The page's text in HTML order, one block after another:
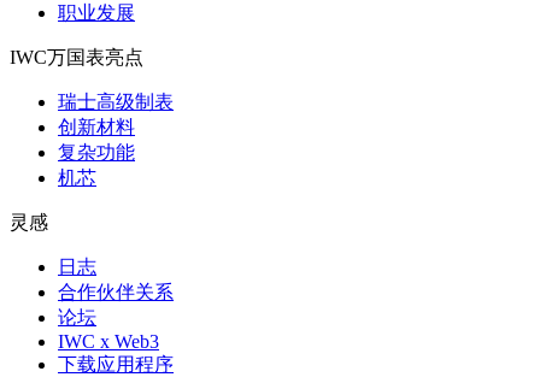
职业发展
IWC万国表亮点
瑞士高级制表
创新材料
复杂功能
机芯
灵感
日志
合作伙伴关系
论坛
IWC x Web3
下载应用程序